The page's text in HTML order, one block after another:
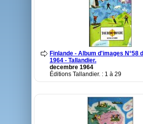
Finlande - Album d'images N°58
1964 - Tallandier.
decembre 1964
Éditions Tallandier. : 1 à 29